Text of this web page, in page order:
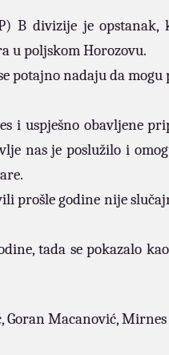
B divizije je opstanak,
u poljskom Horozovu.
potajno nadaju da
i uspješno obavljene
nas je poslužilo i
prošle godine nije
tada se pokazalo
Goran Macanović, Mirnes